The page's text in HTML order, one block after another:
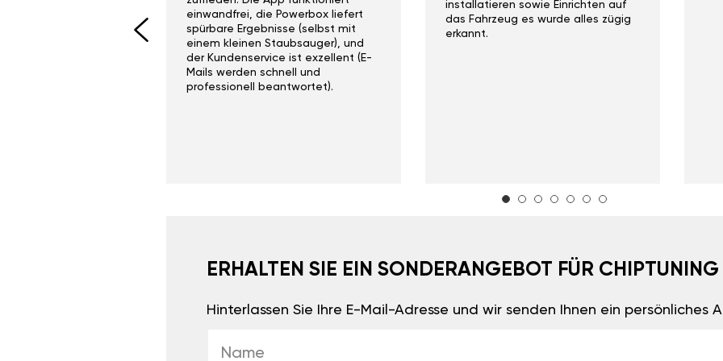
einwandfrei, die Powerbox liefert
spürbare Ergebnisse (selbst mit
einem kleinen Staubsauger), und
der Kundenservice ist exzellent (E-
Mails werden schnell und
professionell beantwortet).
installatieren sowie Einrichten auf
das Fahrzeug es wurde alles zügig
erkannt.
ERHALTEN SIE EIN SONDERANGEBOT FÜR CHIPTUNING
Hinterlassen Sie Ihre E-Mail-Adresse und wir senden Ihnen ein persönliches